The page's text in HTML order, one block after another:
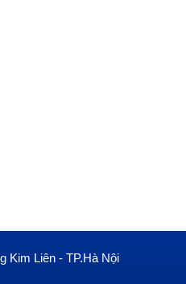
Kim Liên - TP.Hà Nội